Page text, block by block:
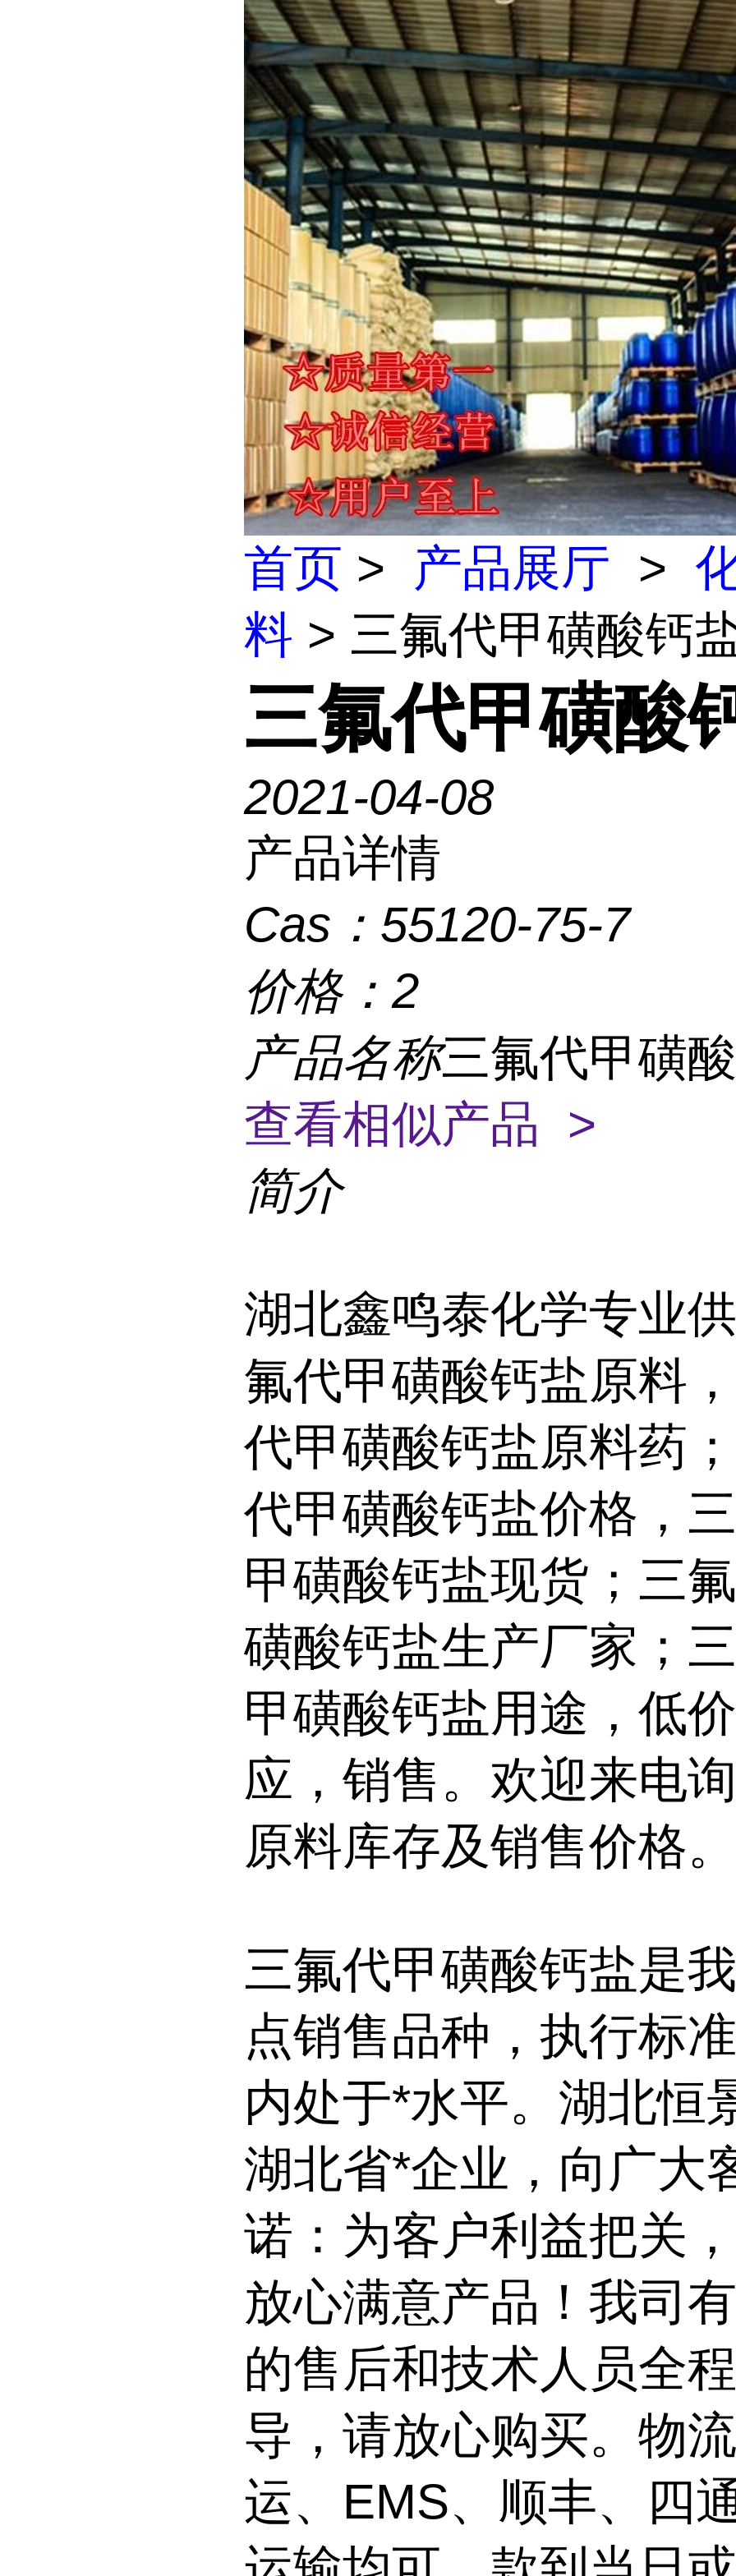
首页 > 产品展厅 >
料 > 三氟代甲磺酸钙
三氟代甲磺酸
2021-04-08
产品详情
Cas： 55120-75-7
价格： 2
产品名称三氟代甲磺
查看相似产品 >
简介
湖北鑫鸣泰化学专业
氟代甲磺酸钙盐原料
代甲磺酸钙盐原料药
代甲磺酸钙盐价格，
甲磺酸钙盐现货；三
磺酸钙盐生产厂家；
甲磺酸钙盐用途，低
应，销售。欢迎来电
原料库存及销售价格。
三氟代甲磺酸钙盐是
点销售品种，执行标
内处于*水平。湖北恒
湖北省*企业，向广大
诺：为客户利益把关
放心满意产品！我司
的售后和技术人员全
导，请放心购买。物
运、EMS、顺丰、四